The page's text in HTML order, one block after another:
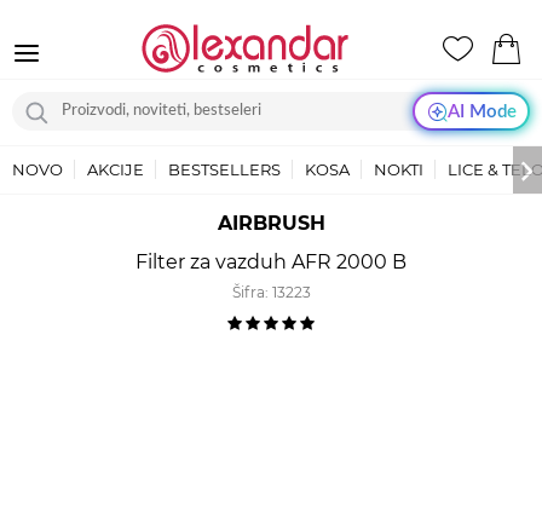
AI Mode
NOVO AKCIJE BESTSELLERS KOSA NOKTI LICE &
AIRBRUSH
Filter za vazduh AFR 2000 B
Šifra: 13223